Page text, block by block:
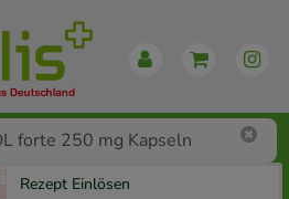
Rezept Einlösen